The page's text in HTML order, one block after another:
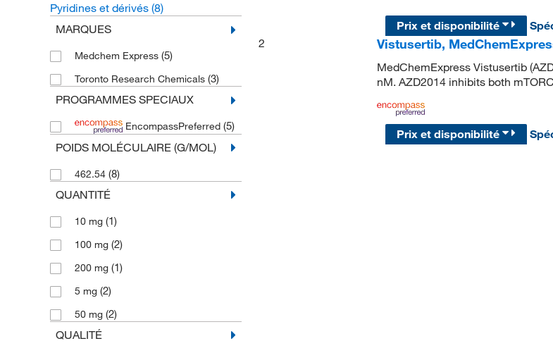
Pyridines et dérivés (8)
MARQUES
Medchem Express (5)
Toronto Research Chemicals (3)
PROGRAMMES SPECIAUX
EncompassPreferred (5)
POIDS MOLÉCULAIRE (G/MOL)
462.54 (8)
QUANTITÉ
10 mg (1)
100 mg (2)
200 mg (1)
5 mg (2)
50 mg (2)
QUALITÉ
Prix et disponibilité
2
Vistusertib,
MedChemExpress Vistusertib
nM. AZD2014 inhibits both
Prix et disponibilité